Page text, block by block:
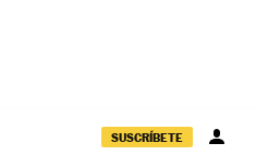
SUSCRÍBETE